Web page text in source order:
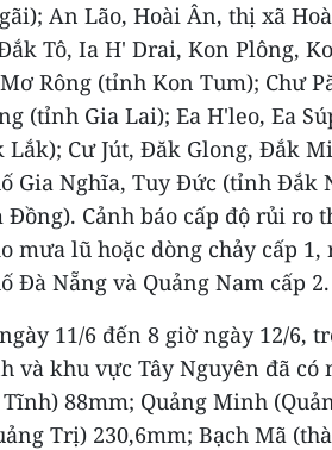
An Lão, Hoài Ân, thị xã
Tô, Ia H' Drai, Kon Plông,
Rông (tỉnh Kon Tum); Chư
(tỉnh Gia Lai); Ea H'leo, Ea
Cư Jút, Đăk Glong, Đắk
Gia Nghĩa, Tuy Đức (tỉnh Đắk
Đồng). Cảnh báo cấp độ rủi ro
mưa lũ hoặc dòng chảy cấp
Đà Nẵng và Quảng Nam cấp 2.
11/6 đến 8 giờ ngày 12/6,
và khu vực Tây Nguyên đã
88mm; Quảng Minh
Trị) 230,6mm; Bạch Mã